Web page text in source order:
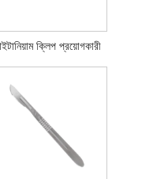
ক্লিপ প্রয়োগকারী